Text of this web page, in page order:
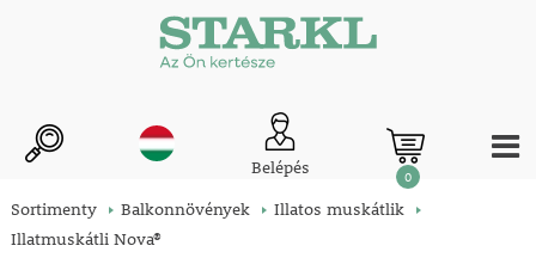
Belépés 0
Sortimenty Balkonnövények
Illatos muskátlik
Illatmuskátli Nova®